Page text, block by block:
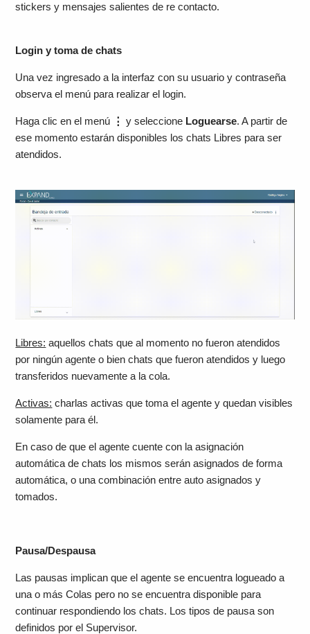
stickers y mensajes salientes de re contacto.
Login y toma de chats
Una vez ingresado a la interfaz con su usuario y contraseña
observa el menú para realizar el login.
Haga clic en el menú ⋮ y seleccione Loguearse. A partir de
ese momento estarán disponibles los chats Libres para ser
atendidos.
Libres: aquellos chats que al momento no fueron atendidos
por ningún agente o bien chats que fueron atendidos y luego
transferidos nuevamente a la cola.
Activas: charlas activas que toma el agente y quedan visibles
solamente para él.
En caso de que el agente cuente con la asignación
automática de chats los mismos serán asignados de forma
automática, o una combinación entre auto asignados y
tomados.
Pausa/Despausa
Las pausas implican que el agente se encuentra logueado a
una o más Colas pero no se encuentra disponible para
continuar respondiendo los chats. Los tipos de pausa son
definidos por el Supervisor.